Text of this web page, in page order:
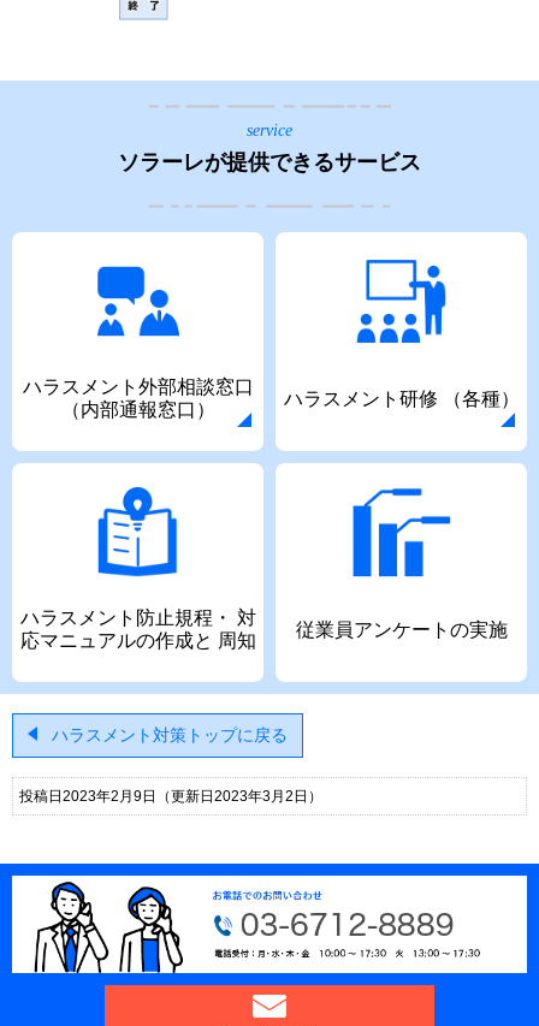
ソラーレが提供できるサービス
ハラスメント外部相談窓口
（内部通報窓口）
ハラスメント研修 （各種）
ハラスメント防止規程・ 対
応マニュアルの作成と 周知
従業員アンケートの実施
ハラスメント対策トップに戻る
投稿日2023年2月9日 （更新日2023年3月2日）